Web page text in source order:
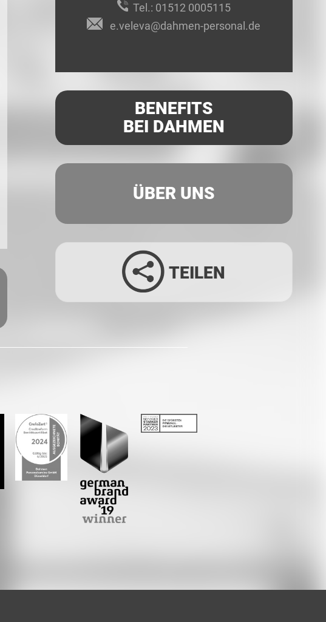
Tel.: 01512 0005115
e.veleva@dahmen-personal.de
BENEFITS
BEI DAHMEN
ÜBER UNS
TEILEN